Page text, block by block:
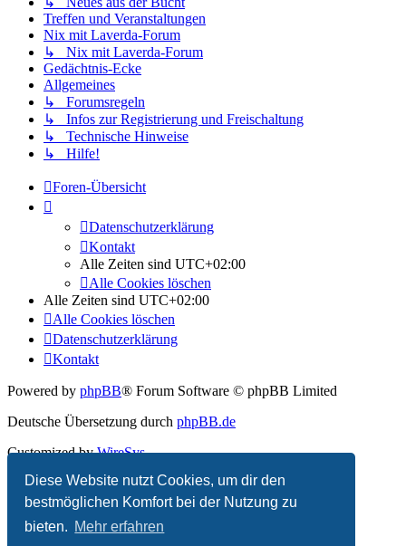
Diese Website nutzt Cookies, um dir den
bestmöglichen Komfort bei der Nutzung zu
bieten. Mehr erfahren
Treffen und Veranstaltungen
Nix mit Laverda-Forum
↳ Nix mit Laverda-Forum
Gedächtnis-Ecke
Allgemeines
↳ Forumsregeln
↳ Infos zur Registrierung und Freischaltung
↳ Technische Hinweise
↳ Hilfe!
Foren-Übersicht
Datenschutzerklärung
Kontakt
Alle Zeiten sind UTC+02:00
Alle Cookies löschen
Alle Zeiten sind UTC+02:00
Alle Cookies löschen
Datenschutzerklärung
Kontakt
Powered by phpBB® Forum Software © phpBB Limited
Deutsche Übersetzung durch phpBB.de
Customized byWireSys
Datenschutz |Nutzungsbedingungen